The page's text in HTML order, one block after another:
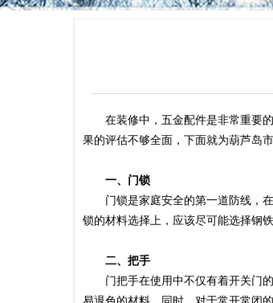
在装修中，五金配件是非常重要的
果的评估不够全面，下面就为葫芦岛
一、门锁
门锁是家庭安全的第一道防线，在
锁的材料选择上，应该尽可能选择钢
二、把手
门把手在使用中不仅有着开关门的